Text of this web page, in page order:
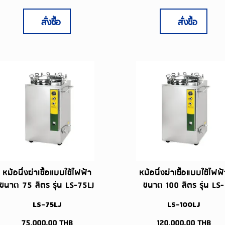
สั่งซื้อ สั่งซื้อ
หม้อนึ่งฆ่าเชื้อแบบใช้ไฟฟ้า
ขนาด 75 ลิตร รุ่น LS-75LJ
LS-75LJ
หม้อนึ่งฆ่าเชื้อแบบใช้ไฟ
ขนาด 100 ลิตร รุ่น LS-
LS-100LJ